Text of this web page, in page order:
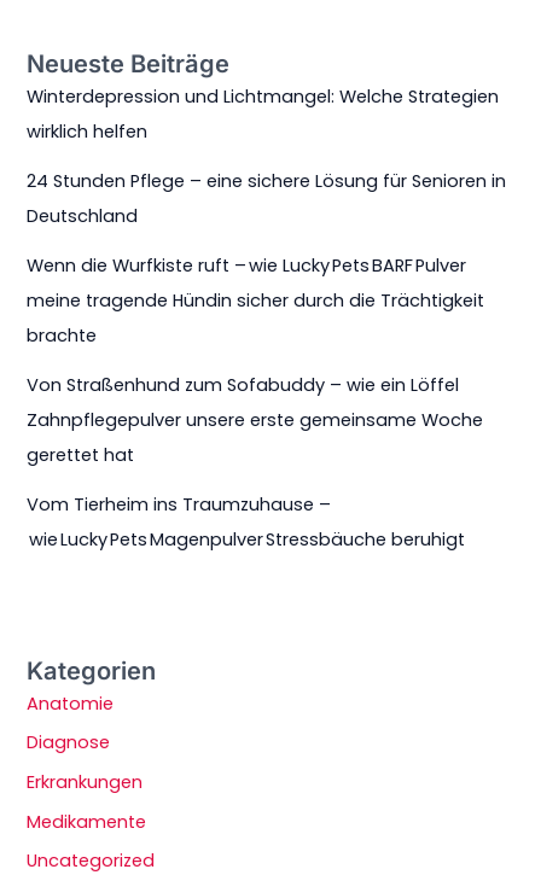
Neueste Beiträge
Winterdepression und Lichtmangel: Welche Strategien
wirklich helfen
24 Stunden Pflege – eine sichere Lösung für Senioren in
Deutschland
Wenn die Wurfkiste ruft – wie Lucky Pets BARF Pulver
meine tragende Hündin sicher durch die Trächtigkeit
brachte
Von Straßenhund zum Sofabuddy – wie ein Löffel
Zahnpflegepulver unsere erste gemeinsame Woche
gerettet hat
Vom Tierheim ins Traumzuhause –
wie Lucky Pets Magenpulver Stressbäuche beruhigt
Kategorien
Anatomie
Diagnose
Erkrankungen
Medikamente
Uncategorized